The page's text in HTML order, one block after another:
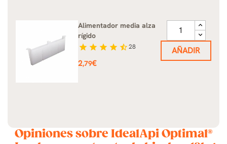
Alimentador media alza
rígido
star star star star star_half28
Precio
2,79€
AÑADIR
Opiniones sobre IdealApi Optimal®